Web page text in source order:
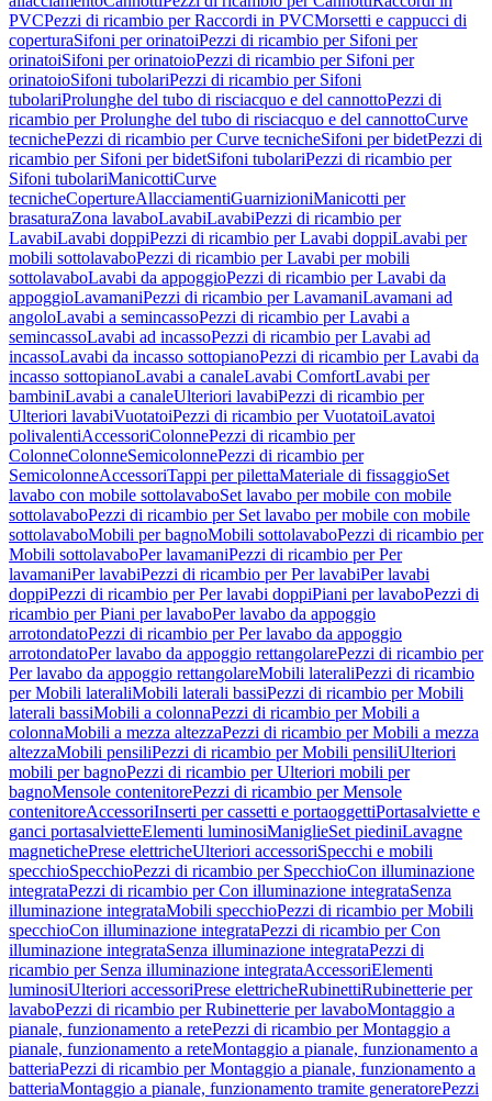
PVCPezzi di ricambio per Raccordi in PVCMorsetti e cappucci di
coperturaSifoni per orinatoiPezzi di ricambio per Sifoni per
orinatoiSifoni per orinatoioPezzi di ricambio per Sifoni per
orinatoioSifoni tubolariPezzi di ricambio per Sifoni
tubolariProlunghe del tubo di risciacquo e del cannottoPezzi di
ricambio per Prolunghe del tubo di risciacquo e del cannottoCurve
tecnichePezzi di ricambio per Curve tecnicheSifoni per bidetPezzi di
ricambio per Sifoni per bidetSifoni tubolariPezzi di ricambio per
Sifoni tubolariManicottiCurve
tecnicheCopertureAllacciamentiGuarnizioniManicotti per
brasaturaZona lavaboLavabiLavabiPezzi di ricambio per
LavabiLavabi doppiPezzi di ricambio per Lavabi doppiLavabi per
mobili sottolavaboPezzi di ricambio per Lavabi per mobili
sottolavaboLavabi da appoggioPezzi di ricambio per Lavabi da
appoggioLavamaniPezzi di ricambio per LavamaniLavamani ad
angoloLavabi a semincassoPezzi di ricambio per Lavabi a
semincassoLavabi ad incassoPezzi di ricambio per Lavabi ad
incassoLavabi da incasso sottopianoPezzi di ricambio per Lavabi da
incasso sottopianoLavabi a canaleLavabi ComfortLavabi per
bambiniLavabi a canaleUlteriori lavabiPezzi di ricambio per
Ulteriori lavabiVuotatoiPezzi di ricambio per VuotatoiLavatoi
polivalentiAccessoriColonnePezzi di ricambio per
ColonneColonneSemicolonnePezzi di ricambio per
SemicolonneAccessoriTappi per pilettaMateriale di fissaggioSet
lavabo con mobile sottolavaboSet lavabo per mobile con mobile
sottolavaboPezzi di ricambio per Set lavabo per mobile con mobile
sottolavaboMobili per bagnoMobili sottolavaboPezzi di ricambio per
Mobili sottolavaboPer lavamaniPezzi di ricambio per Per
lavamaniPer lavabiPezzi di ricambio per Per lavabiPer lavabi
doppiPezzi di ricambio per Per lavabi doppiPiani per lavaboPezzi di
ricambio per Piani per lavaboPer lavabo da appoggio
arrotondatoPezzi di ricambio per Per lavabo da appoggio
arrotondatoPer lavabo da appoggio rettangolarePezzi di ricambio per
Per lavabo da appoggio rettangolareMobili lateraliPezzi di ricambio
per Mobili lateraliMobili laterali bassiPezzi di ricambio per Mobili
laterali bassiMobili a colonnaPezzi di ricambio per Mobili a
colonnaMobili a mezza altezzaPezzi di ricambio per Mobili a mezza
altezzaMobili pensiliPezzi di ricambio per Mobili pensiliUlteriori
mobili per bagnoPezzi di ricambio per Ulteriori mobili per
bagnoMensole contenitorePezzi di ricambio per Mensole
contenitoreAccessoriInserti per cassetti e portaoggettiPortasalviette e
ganci portasalvietteElementi luminosiManiglieSet piediniLavagne
magnetichePrese elettricheUlteriori accessoriSpecchi e mobili
specchioSpecchioPezzi di ricambio per SpecchioCon illuminazione
integrataPezzi di ricambio per Con illuminazione integrataSenza
illuminazione integrataMobili specchioPezzi di ricambio per Mobili
specchioCon illuminazione integrataPezzi di ricambio per Con
illuminazione integrataSenza illuminazione integrataPezzi di
ricambio per Senza illuminazione integrataAccessoriElementi
luminosiUlteriori accessoriPrese elettricheRubinettiRubinetterie per
lavaboPezzi di ricambio per Rubinetterie per lavaboMontaggio a
pianale, funzionamento a retePezzi di ricambio per Montaggio a
pianale, funzionamento a reteMontaggio a pianale, funzionamento a
batteriaPezzi di ricambio per Montaggio a pianale, funzionamento a
batteriaMontaggio a pianale, funzionamento tramite generatorePezzi